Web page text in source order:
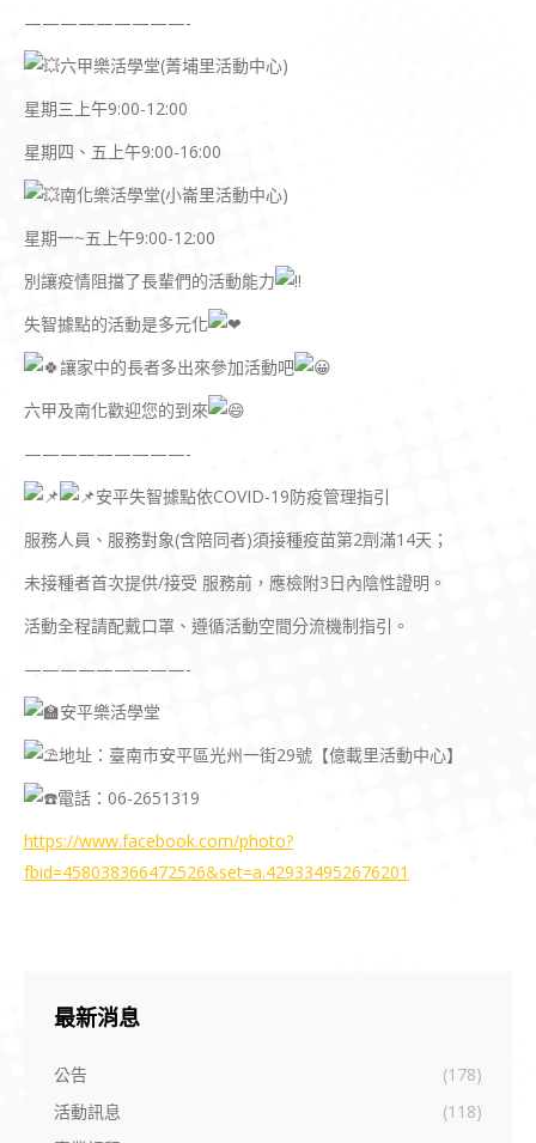
—————————-
六甲樂活學堂(菁埔里活動中心)
星期三上午9:00-12:00
星期四、五上午9:00-16:00
南化樂活學堂(小崙里活動中心)
星期一~五上午9:00-12:00
別讓疫情阻擋了長輩們的活動能力
失智據點的活動是多元化
讓家中的長者多出來參加活動吧
六甲及南化歡迎您的到來
—————————-
安平失智據點依COVID-19防疫管理指引
服務人員、服務對象(含陪同者)須接種疫苗第2劑滿14天；
未接種者首次提供/接受 服務前，應檢附3日內陰性證明。
活動全程請配戴口罩、遵循活動空間分流機制指引。
—————————-
安平樂活學堂
地址：臺南市安平區光州一街29號【億載里活動中心】
電話：06-2651319
https://www.facebook.com/photo?
fbid=458038366472526&set=a.429334952676201
最新消息
公告
(178)
活動訊息
(118)